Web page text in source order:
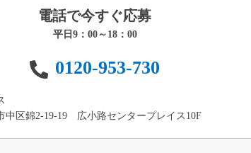
電話で今すぐ応募
平日9：00～18：00
0120-953-730
中区錦2-19-19 広小路センタープレイス10F